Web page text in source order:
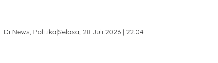
Di News, Politika|Selasa, 28 Juli 2026 | 22:04